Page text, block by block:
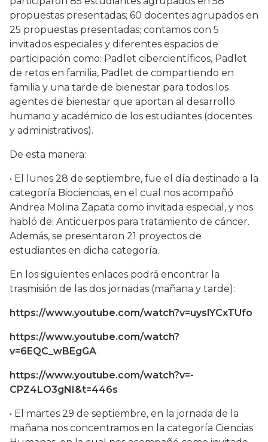
propuestas presentadas; 60 docentes agrupados en
25 propuestas presentadas; contamos con 5
invitados especiales y diferentes espacios de
participación como: Padlet cibercientíficos, Padlet
de retos en familia, Padlet de compartiendo en
familia y una tarde de bienestar para todos los
agentes de bienestar que aportan al desarrollo
humano y académico de los estudiantes (docentes
y administrativos).
De esta manera:
• El lunes 28 de septiembre, fue el día destinado a la
categoría Biociencias, en el cual nos acompañó
Andrea Molina Zapata como invitada especial, y nos
habló de: Anticuerpos para tratamiento de cáncer.
Además, se presentaron 21 proyectos de
estudiantes en dicha categoría.
En los siguientes enlaces podrá encontrar la
trasmisión de las dos jornadas (mañana y tarde):
https://www.youtube.com/watch?v=uyslYCxTUfo
https://www.youtube.com/watch?
v=6EQC_wBEgGA
https://www.youtube.com/watch?v=-
CPZ4LO3gNI&t=446s
• El martes 29 de septiembre, en la jornada de la
mañana nos concentramos en la categoría Ciencias